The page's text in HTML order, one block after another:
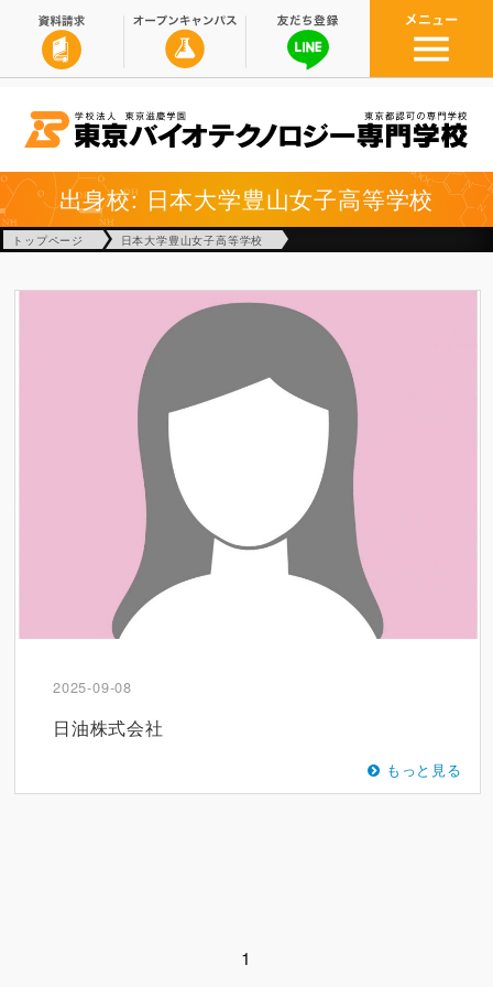
出身校: 日本大学豊山女子高等学校
トップページ 日本大学豊山女子高等学校
2025-09-08
日油株式会社
もっと見る
1